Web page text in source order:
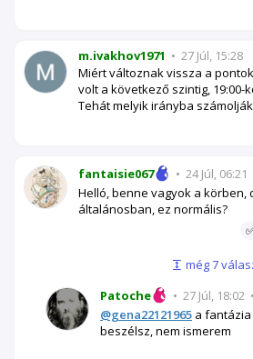
m.ivakhov1971 • 27 Júl, 15:28
Miért változnak vissza a
volt a következő szintig, 19:00-
Tehát melyik irányba
fantaisie067 • 24 Júl, 06:21
Helló, benne vagyok a körben,
általánosban, ez normális?
még 7
Patoche
• 27 Júl, 18:02 •
@gena22121965 a
beszélsz, nem ismerem